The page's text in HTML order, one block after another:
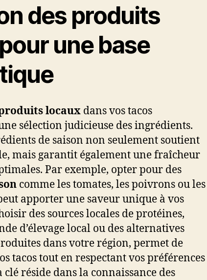
des produits
une base
locaux dans vos tacos
sélection judicieuse des ingrédients.
de saison non seulement soutient
mais garantit également une fraîcheur
Par exemple, opter pour des
comme les tomates, les poivrons ou les
apporter une saveur unique à vos
des sources locales de protéines,
d’élevage local ou des alternatives
dans votre région, permet de
tacos tout en respectant vos préférences
réside dans la connaissance des